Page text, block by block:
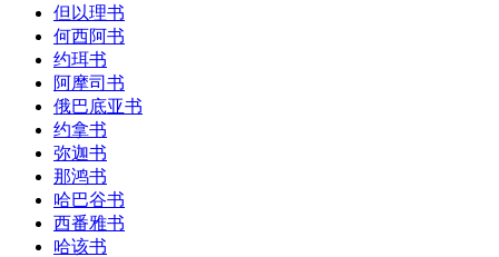
但以理书
何西阿书
约珥书
阿摩司书
俄巴底亚书
约拿书
弥迦书
那鸿书
哈巴谷书
西番雅书
哈该书